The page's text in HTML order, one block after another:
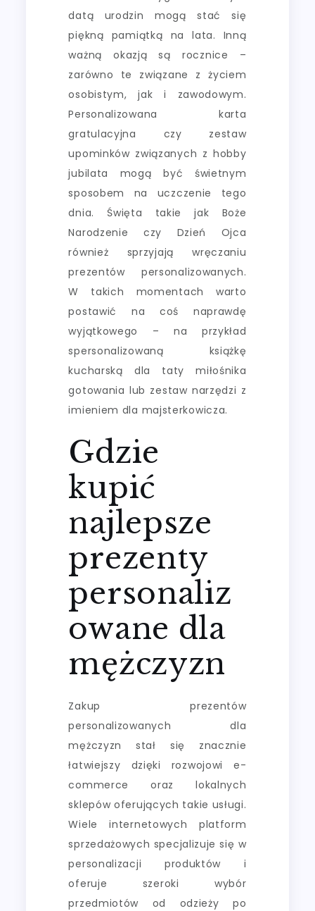
datą urodzin mogą stać się
piękną pamiątką na lata. Inną
ważną okazją są rocznice –
zarówno te związane z życiem
osobistym, jak i zawodowym.
Personalizowana karta
gratulacyjna czy zestaw
upominków związanych z hobby
jubilata mogą być świetnym
sposobem na uczczenie tego
dnia. Święta takie jak Boże
Narodzenie czy Dzień Ojca
również sprzyjają wręczaniu
prezentów personalizowanych.
W takich momentach warto
postawić na coś naprawdę
wyjątkowego – na przykład
spersonalizowaną książkę
kucharską dla taty miłośnika
gotowania lub zestaw narzędzi z
imieniem dla majsterkowicza.
Gdzie
kupić
najlepsze
prezenty
personaliz
owane dla
mężczyzn
Zakup prezentów
personalizowanych dla
mężczyzn stał się znacznie
łatwiejszy dzięki rozwojowi e-
commerce oraz lokalnych
sklepów oferujących takie usługi.
Wiele internetowych platform
sprzedażowych specjalizuje się w
personalizacji produktów i
oferuje szeroki wybór
przedmiotów od odzieży po